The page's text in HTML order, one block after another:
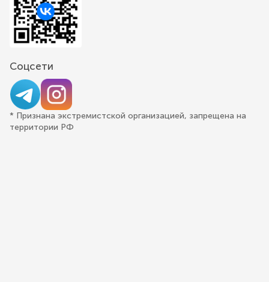
Соцсети
* Признана экстремистской организацией, запрещена на
территории РФ